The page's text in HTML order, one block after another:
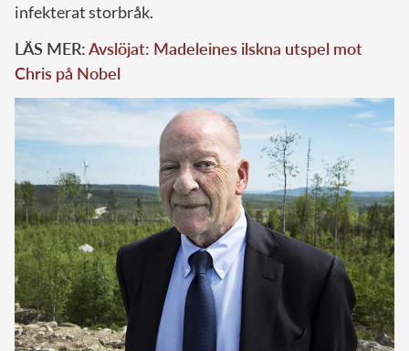
infekterat storbråk.
LÄS MER:Avslöjat: Madeleines ilskna utspel mot
Chris på Nobel